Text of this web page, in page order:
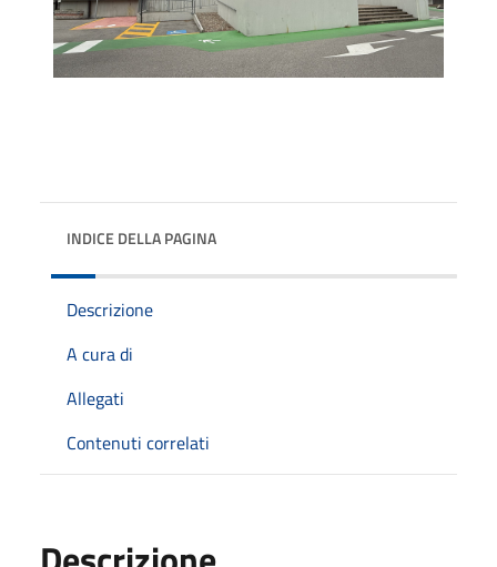
INDICE DELLA PAGINA
Descrizione
A cura di
Allegati
Contenuti correlati